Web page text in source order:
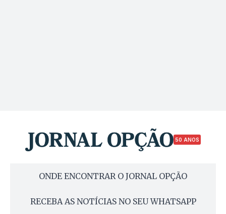
50 ANOS
ONDE ENCONTRAR O JORNAL OPÇÃO
RECEBA AS NOTÍCIAS NO SEU WHATSAPP